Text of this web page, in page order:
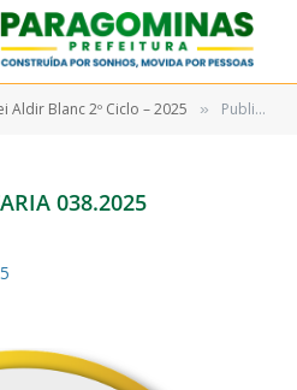
Aldir Blanc 2º Ciclo – 2025 » Publicação Portaria 038.2025
038.2025